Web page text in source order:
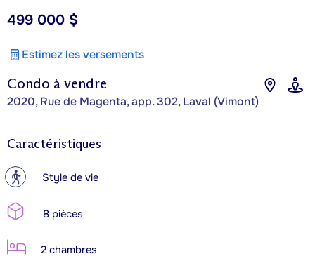
Condo à vendre
2020, Rue de Magenta, app. 302, Laval (Vimont)
499 000 $
Estimez les versements
Caractéristiques
? Style de vie
8 pièces
2 chambres